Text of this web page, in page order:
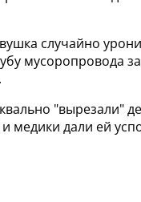
случайно
мусоропровода
"вырезали"
медики дали ей